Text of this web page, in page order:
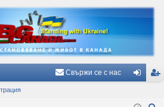
Свържи се с нас